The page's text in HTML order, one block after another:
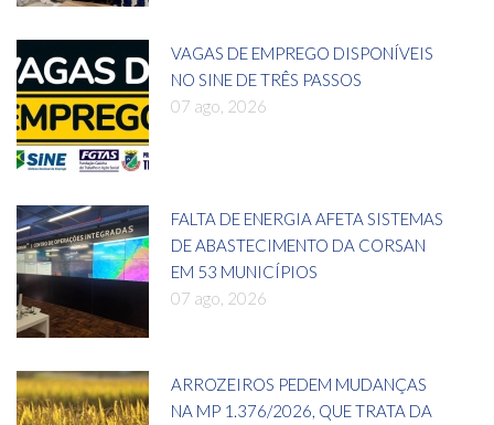
VAGAS DE EMPREGO DISPONÍVEIS
NO SINE DE TRÊS PASSOS
07 ago, 2026
FALTA DE ENERGIA AFETA SISTEMAS
DE ABASTECIMENTO DA CORSAN
EM 53 MUNICÍPIOS
07 ago, 2026
ARROZEIROS PEDEM MUDANÇAS
NA MP 1.376/2026, QUE TRATA DA